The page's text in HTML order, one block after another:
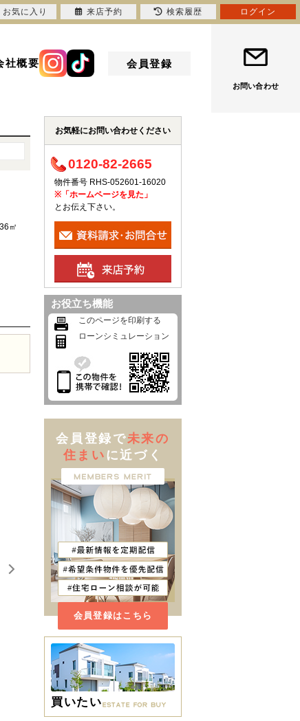
社概要 会員登録
お問い合わせ
㎡
お気軽にお問い合わせください
0120-82-2665
物件番号 RHS-052601-16020
※「ホームページを見た」
とお伝え下さい。
お役立ち機能
このページを印刷する
ローンシミュレーション
会員登録で未来の
住まい に近づく
会員登録はこちら
買いたい
お気に入り 来店予約 検索履歴 ログイン